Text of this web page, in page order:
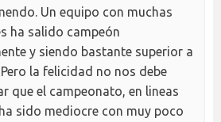
Un equipo con muchas
ha salido campeón
y siendo bastante superior a
la felicidad no nos debe
que el campeonato, en lineas
sido mediocre con muy poco